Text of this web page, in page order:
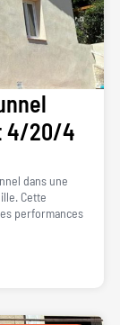
4/20/4
dans une
Cette
performances